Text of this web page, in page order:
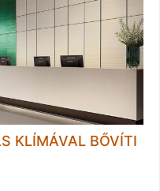
KLÍMÁVAL BŐVÍTI